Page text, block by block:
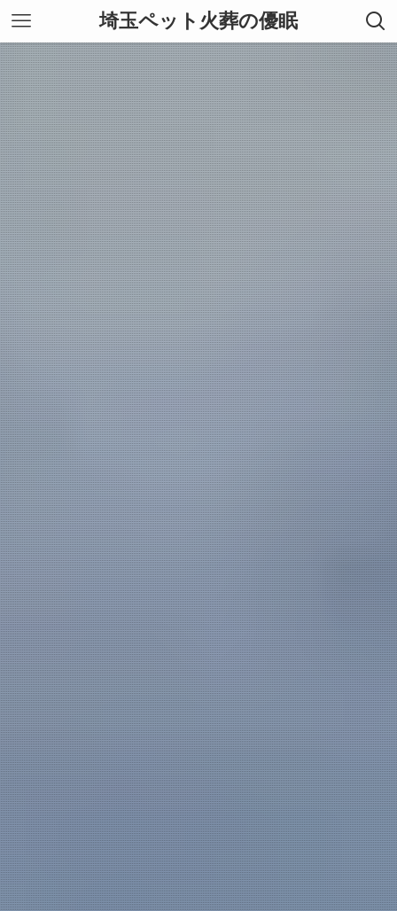
埼玉ペット火葬の優眠